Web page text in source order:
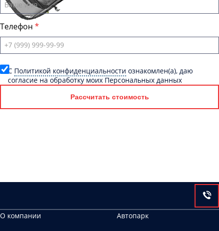
Телефон
C Политикой конфиденциальности ознакомлен(а), даю
согласие на обработку моих Персональных данных
Рассчитать стоимость
О компании
Автопарк